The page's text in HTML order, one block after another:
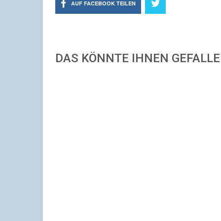
AUF FACEBOOK TEILEN
DAS KÖNNTE IHNEN